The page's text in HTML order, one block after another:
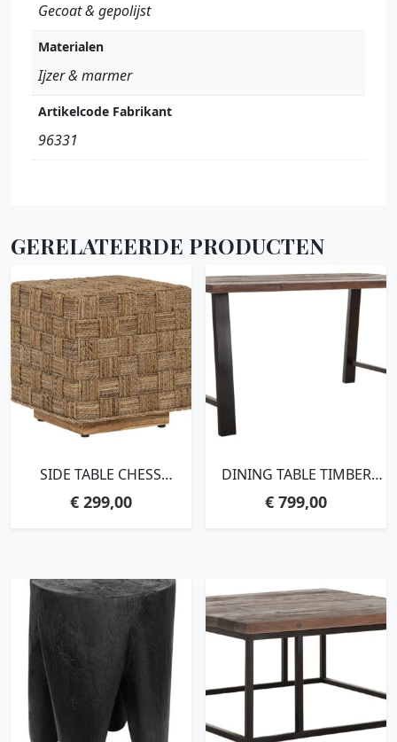
Gecoat & gepolijst
Materialen
Ijzer & marmer
Artikelcode Fabrikant
96331
GERELATEERDE PRODUCTEN
SIDE TABLE CHESS
NATURAL ABACA
€299,00
DINING TABLE TIMBER
CM, MIXED WOOD
€ 799,00